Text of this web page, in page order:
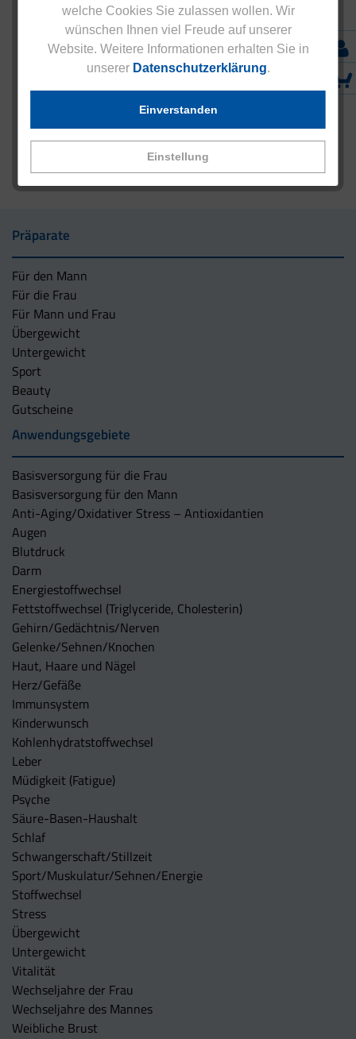
welche Cookies Sie zulassen wollen. Wir
wünschen Ihnen viel Freude auf unserer
Website. Weitere Informationen erhalten Sie in
unserer Datenschutzerklärung.
Einstellung
Einverstanden
Präparate
Für den Mann
Für die Frau
Für Mann und Frau
Übergewicht
Untergewicht
Sport
Beauty
Gutscheine
Anwendungsgebiete
Basisversorgung für die Frau
Basisversorgung für den Mann
Anti-Aging/Oxidativer Stress – Antioxidantien
Augen
Blutdruck
Darm
Energiestoffwechsel
Fettstoffwechsel (Triglyceride, Cholesterin)
Gehirn/Gedächtnis/Nerven
Gelenke/Sehnen/Knochen
Haut, Haare und Nägel
Herz/Gefäße
Immunsystem
Kinderwunsch
Kohlenhydratstoffwechsel
Leber
Müdigkeit (Fatigue)
Psyche
Säure-Basen-Haushalt
Schlaf
Schwangerschaft/Stillzeit
Sport/Muskulatur/Sehnen/Energie
Stoffwechsel
Stress
Übergewicht
Untergewicht
Vitalität
Wechseljahre der Frau
Wechseljahre des Mannes
Weibliche Brust